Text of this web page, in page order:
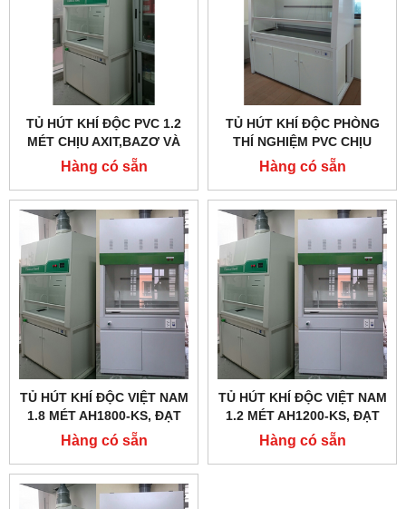
TỦ HÚT KHÍ ĐỘC PVC 1.2
MÉT CHỊU AXIT,BAZƠ VÀ
DUNG MÔI HỮU CƠ
Hàng có sẵn
TỦ HÚT KHÍ ĐỘC PHÒNG
THÍ NGHIỆM PVC CHỊU
AXIT,BAZƠ VÀ DUNG MÔI
HỮU CƠ
Hàng có sẵn
TỦ HÚT KHÍ ĐỘC VIỆT NAM
1.8 MÉT AH1800-KS, ĐẠT
TCVN 6914:2001
Hàng có sẵn
TỦ HÚT KHÍ ĐỘC VIỆT NAM
1.2 MÉT AH1200-KS, ĐẠT
TCVN 6914:2001
Hàng có sẵn